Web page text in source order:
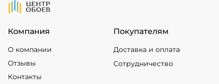
На Главную
Компания
О компании
Отзывы
Контакты
Покупателям
Доставка и оплата
Сотрудничество